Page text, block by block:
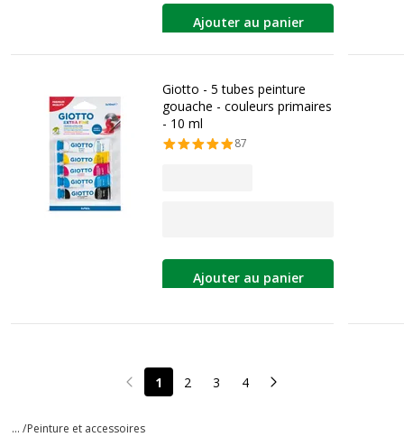
Ajouter au panier
Giotto - 5 tubes peinture
gouache - couleurs primaires
- 10 ml
87
Ajouter au panier
Page précédente
1 2 3 4 Page suivante
... /Peinture et accessoires